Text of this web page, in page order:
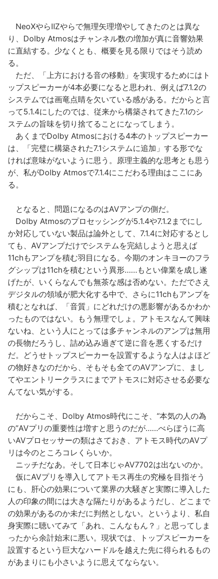
NeoXやらⅡZやらで無理矢理増やしてきたのとは異な
り、Dolby Atmosはチャンネル数の増加が真に音響効果
に直結する。少なくとも、概要を見る限りではそう読め
る。
ただ、「上方における音の移動」を実現するためにはト
ップスピーカーが4本必要になると思われ、例えば7.1.2の
システムでは画竜点睛を欠いている感がある。だからと言
って5.1.4にしたのでは、従来から構築されてきた7.1のシ
ステムの旨味を切り捨てることになってしまう。
あくまでDolby Atmosにおける4本のトップスピーカー
は、「完璧に構築された7.1システムに追加」する形でな
ければ意味がないように思う。原理主義的な思考とも思う
が、私がDolby Atmosで7.1.4にこだわる理由はここにあ
る。
となると、問題になるのはAVアンプの側だ。
Dolby Atmosのプロセッシングが5.1.4や7.1.2までにし
か対応していない製品は論外として、7.1.4に対応するとし
ても、AVアンプだけでシステムを完結しようと思えば
11chもアンプを積む羽目になる。今期のオンキヨーのフラ
グシップは11chを積むという異形……もとい偉業を成し遂
げたが、いくらなんでも無茶な感は否めない。ただでさえ
デジタルの領域が肥大化する中で、さらに11chもアンプを
積むとなれば、「音質」にどれだけの悪影響があるかわか
ったものではない。もう無理でしょ。アトモスなんて興味
ないね、という人にとっては多チャンネルのアンプは無用
の長物だろうし、詰め込み過ぎて逆に音を悪くするだけ
だ。どうせトップスピーカーを設置するような人はよほど
の物好きなのだから、そもそも全てのAVアンプに、まし
てやエントリークラスにまでアトモスに対応させる必要な
んてない気がする。
だからこそ、Dolby Atmos時代にこそ、“本気の人の為
の”AVプリの重要性は増すと思うのだが……べらぼうに高
いAVプロセッサーの類はさておき、アトモス時代のAVプ
リは今のところコレくらいか。
ニッチだなあ。そして日本じゃAV7702は出ないのか。
仮にAVプリを導入してアトモス再生の究極を目指そう
にも、肝心の効果について業界の大騒ぎと実際に導入した
人の印象の間には大きな隔たりがあるようだし、どこまで
の効果があるのか未だに判然としない。というより、私自
身実際に聴いてみて「あれ、こんなもん？」と思ってしま
ったから余計始末に悪い。現状では、トップスピーカーを
設置するという巨大なハードルを越えた先に得られるもの
があまりにも小さいように思えてならない。